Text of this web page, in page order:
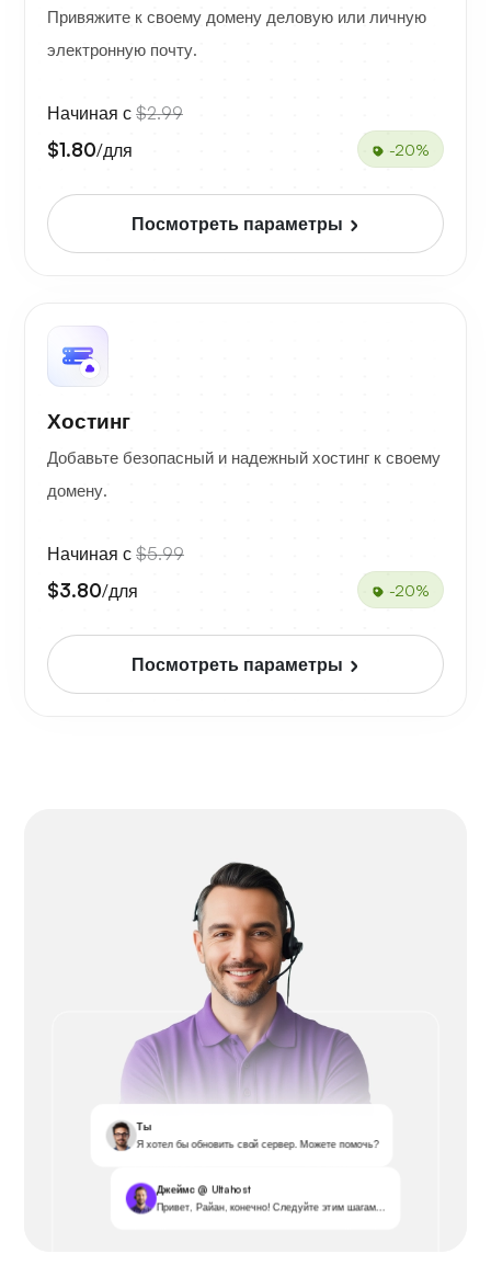
Привяжите к своему домену деловую или личную
электронную почту.
Начиная с $2.99
$1.80/для -20%
Посмотреть параметры
Хостинг
Добавьте безопасный и надежный хостинг к своему
домену.
Начиная с $5.99
$3.80/для -20%
Посмотреть параметры
Ты
Я хотел бы обновить свой сервер. Можете помочь?
Джеймс @ Ultahost
Привет, Райан, конечно! Следуйте этим шагам...